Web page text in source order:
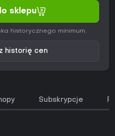
sklepu
historycznego minimum.
historię cen
Subskrypcje